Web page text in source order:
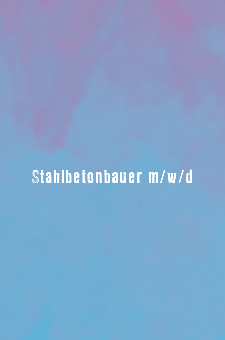
Stahlbetonbauer m/w/d